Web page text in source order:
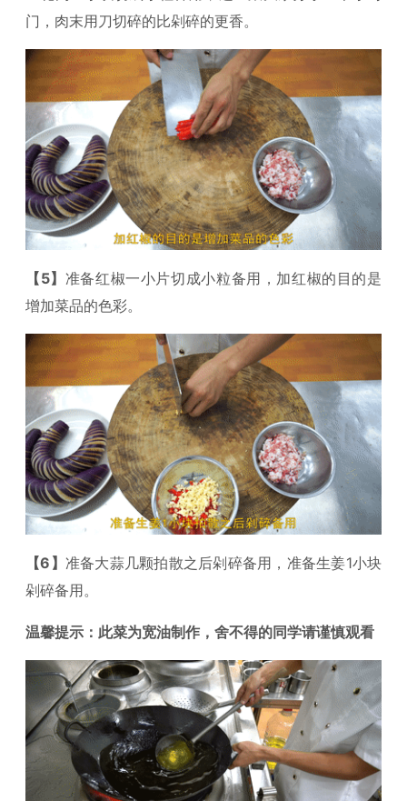
门，肉末用刀切碎的比剁碎的更香。
【5】 准备红椒一小片切成小粒备用，加红椒的目的是
增加菜品的色彩。
【6】 准备大蒜几颗拍散之后剁碎备用，准备生姜1小块
剁碎备用。
温馨提示：此菜为宽油制作，舍不得的同学请谨慎观看